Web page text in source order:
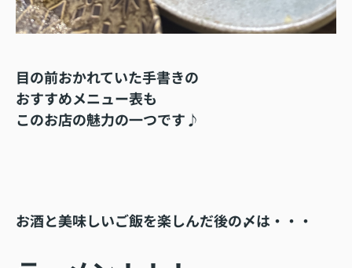
目の前おかれていた手書きの
おすすめメニュー表も
このお店の魅力の一つです♪
お酒と美味しいご飯を楽しんだ後の〆は・・・